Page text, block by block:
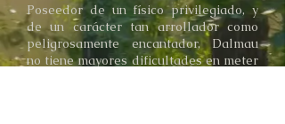
Poseedor de un físico privilegiado, y
de un carácter tan arrollador como
peligrosamente encantador, Dalmau
no tiene mayores dificultades en meter